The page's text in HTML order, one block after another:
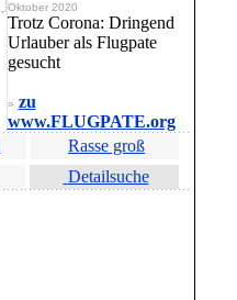
Oktober 2020
Trotz Corona: Dringend
Urlauber als Flugpate
gesucht
» zu
www.FLUGPATE.org
Rasse groß
Detailsuche